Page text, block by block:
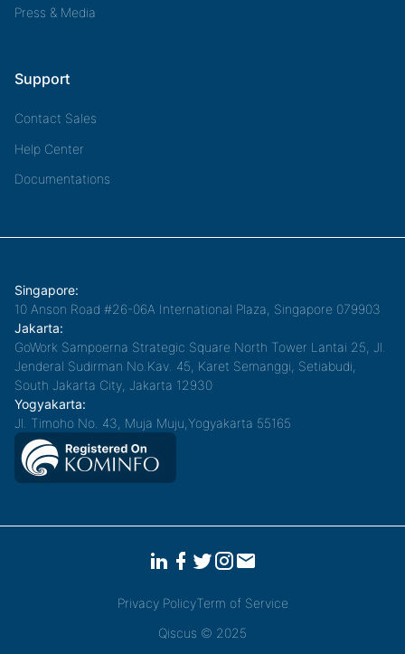
Press & Media
Support
Contact Sales
Help Center
Documentations
Singapore:
10 Anson Road #26-06A International Plaza, Singapore 079903
Jakarta:
GoWork Sampoerna Strategic Square North Tower Lantai 25, Jl.
Jenderal Sudirman No.Kav. 45, Karet Semanggi, Setiabudi,
South Jakarta City, Jakarta 12930
Yogyakarta:
Jl. Timoho No. 43, Muja Muju,Yogyakarta 55165
Privacy PolicyTerm of Service
Qiscus © 2025